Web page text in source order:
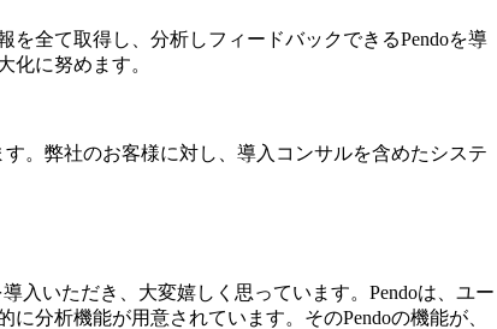
全て取得し、分析しフィードバックできるPendoを導
化に努めます。
。弊社のお客様に対し、導入コンサルを含めたシステ
入いただき、大変嬉しく思っています。Pendoは、ユー
分析機能が用意されています。そのPendoの機能が、